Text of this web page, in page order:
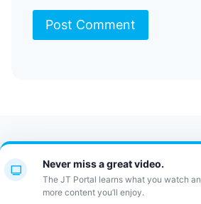
Contact Us FAQ
JT Portal
Never miss a great video.
The JT Portal learns what you watch
more content you’ll enjoy.